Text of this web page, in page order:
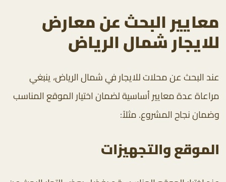
معايير البحث عن معارض
للايجار شمال الرياض
عند البحث عن محلات للايجار في شمال الرياض، ينبغي
مراعاة عدة معايير أساسية لضمان اختيار الموقع المناسب
وضمان نجاح المشروع. مثلاً:
الموقع والتجهيزات